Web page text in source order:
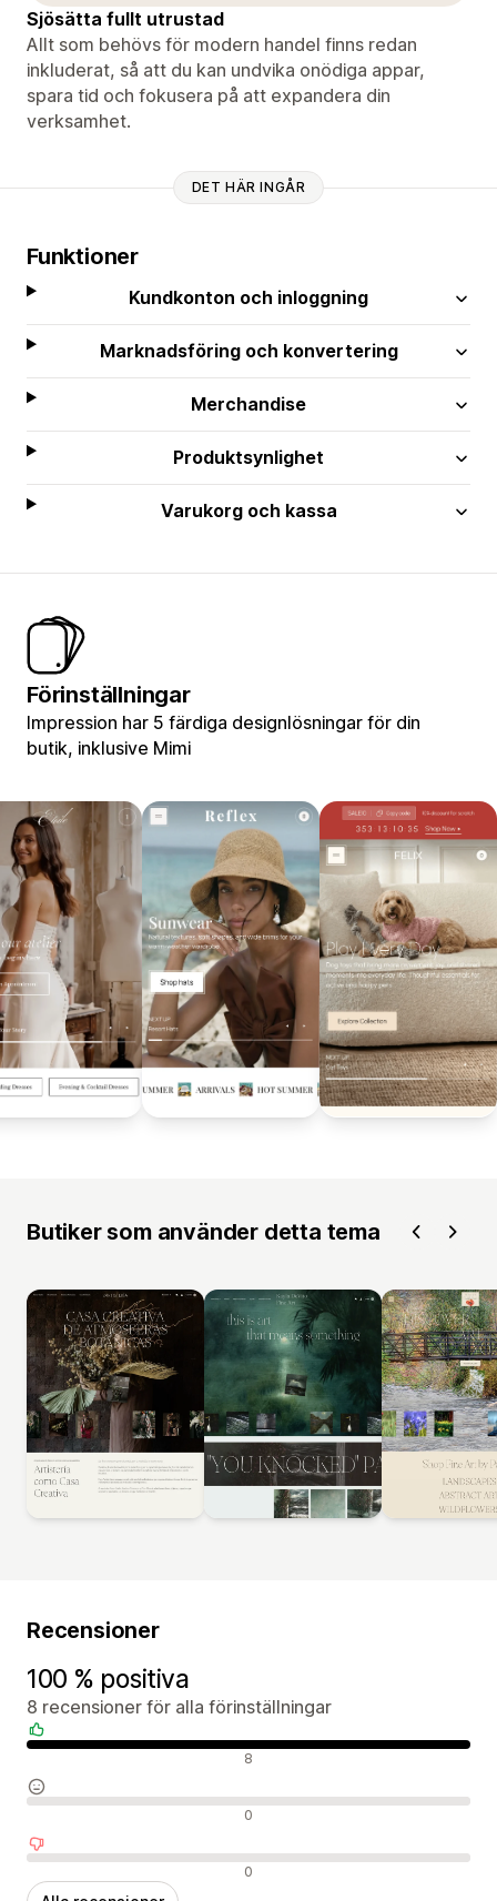
Sjösätta fullt utrustad
Allt som behövs för modern handel finns redan
inkluderat, så att du kan undvika onödiga appar,
spara tid och fokusera på att expandera din
verksamhet.
DET HÄR INGÅR
Funktioner
Kundkonton och inloggning
Marknadsföring och konvertering
Merchandise
Produktsynlighet
Varukorg och kassa
Förinställningar
Impression har 5 färdiga designlösningar för din
butik, inklusive Mimi
Butiker som använder detta tema
Recensioner
100 % positiva
8 recensioner för alla förinställningar
Positiva recensioner 8
Neutrala recensioner 0
Negativa recensioner 0